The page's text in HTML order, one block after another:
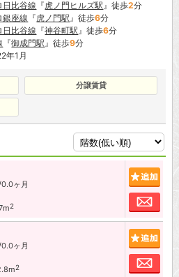
日比谷線 『虎ノ門ヒルズ駅』徒歩2分
銀座線 『虎ノ門駅』徒歩6分
日比谷線 『神谷町駅』徒歩6分
『御成門駅』徒歩9分
年1月
分譲賃貸
ヶ月
2
お
ヶ月
2
お